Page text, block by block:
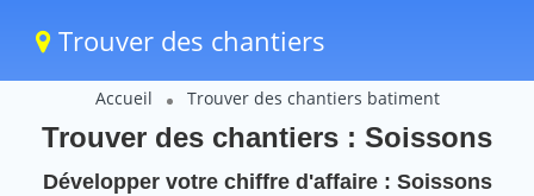
Trouver des chantiers
Accueil Trouver des chantiers batiment
Trouver des chantiers : Soissons
Développer votre chiffre d'affaire : Soissons